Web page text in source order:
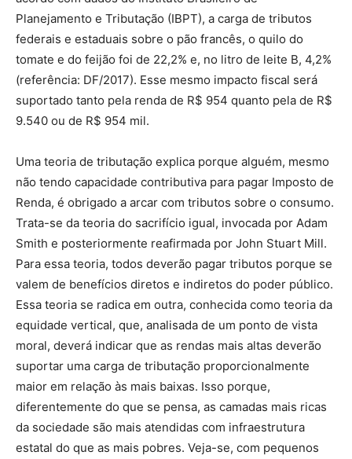
Planejamento e Tributação (IBPT), a carga de tributos
federais e estaduais sobre o pão francês, o quilo do
tomate e do feijão foi de 22,2% e, no litro de leite B, 4,2%
(referência: DF/2017). Esse mesmo impacto fiscal será
suportado tanto pela renda de R$ 954 quanto pela de R$
9.540 ou de R$ 954 mil.
Uma teoria de tributação explica porque alguém, mesmo
não tendo capacidade contributiva para pagar Imposto de
Renda, é obrigado a arcar com tributos sobre o consumo.
Trata-se da teoria do sacrifício igual, invocada por Adam
Smith e posteriormente reafirmada por John Stuart Mill.
Para essa teoria, todos deverão pagar tributos porque se
valem de benefícios diretos e indiretos do poder público.
Essa teoria se radica em outra, conhecida como teoria da
equidade vertical, que, analisada de um ponto de vista
moral, deverá indicar que as rendas mais altas deverão
suportar uma carga de tributação proporcionalmente
maior em relação às mais baixas. Isso porque,
diferentemente do que se pensa, as camadas mais ricas
da sociedade são mais atendidas com infraestrutura
estatal do que as mais pobres. Veja-se, com pequenos